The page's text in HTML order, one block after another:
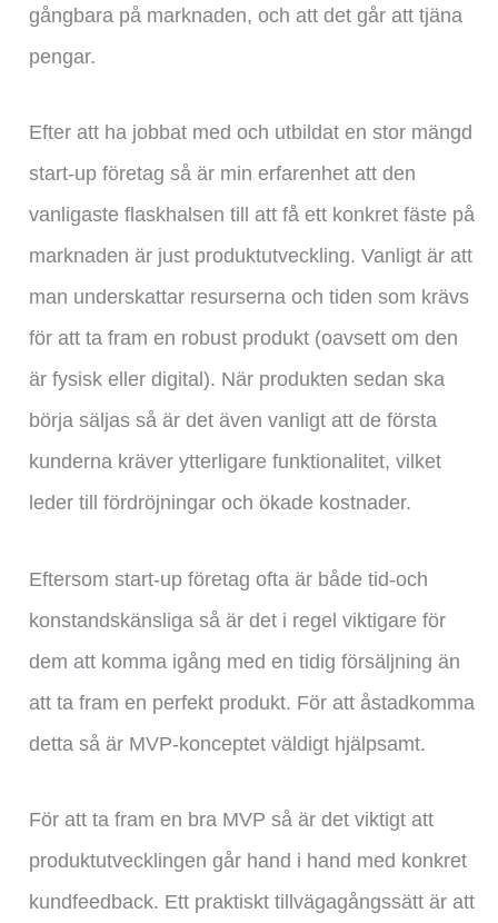
gångbara på marknaden, och att det går att tjäna
pengar.
Efter att ha jobbat med och utbildat en stor mängd
start-up företag så är min erfarenhet att den
vanligaste flaskhalsen till att få ett konkret fäste på
marknaden är just produktutveckling. Vanligt är att
man underskattar resurserna och tiden som krävs
för att ta fram en robust produkt (oavsett om den
är fysisk eller digital). När produkten sedan ska
börja säljas så är det även vanligt att de första
kunderna kräver ytterligare funktionalitet, vilket
leder till fördröjningar och ökade kostnader.
Eftersom start-up företag ofta är både tid-och
konstandskänsliga så är det i regel viktigare för
dem att komma igång med en tidig försäljning än
att ta fram en perfekt produkt. För att åstadkomma
detta så är MVP-konceptet väldigt hjälpsamt.
För att ta fram en bra MVP så är det viktigt att
produktutvecklingen går hand i hand med konkret
kundfeedback. Ett praktiskt tillvägagångssätt är att